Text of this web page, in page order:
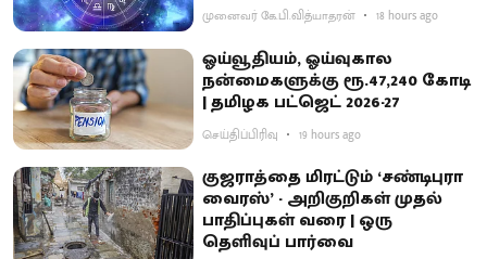
முனைவர் கே.பி.வித்யாதரன் 18 hours ago
ஓய்வூதியம், ஓய்வுகால
நன்மைகளுக்கு ரூ.47,240 கோடி
| தமிழக பட்ஜெட் 2026-27
செய்திப்பிரிவு 19 hours ago
குஜராத்தை மிரட்டும் ‘சண்டிபுரா
வைரஸ்’ - அறிகுறிகள் முதல்
பாதிப்புகள் வரை | ஒரு
தெளிவுப் பார்வை